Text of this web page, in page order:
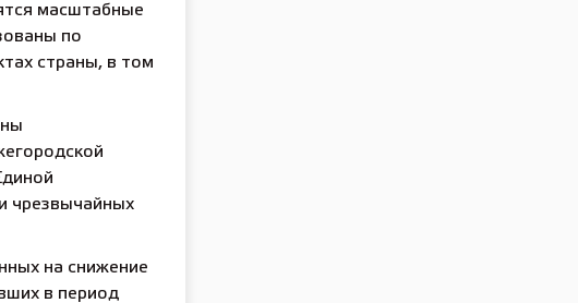
масштабные
по
страны, в том
чрезвычайных
на снижение
в период